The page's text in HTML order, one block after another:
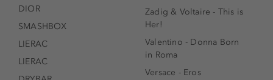
DIOR
SMASHBOX
LIERAC
LIERAC
Zadig & Voltaire - This is
Her!
Valentino - Donna Born
in Roma
Versace - Eros